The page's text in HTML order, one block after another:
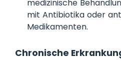
medizinische
mit Antibiotika oder
Medikamenten.
Chronische